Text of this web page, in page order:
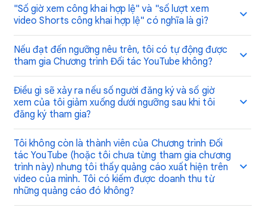
"Số giờ xem công khai hợp lệ" và "số lượt xem
video Shorts công khai hợp lệ" có nghĩa là gì?
Nếu đạt đến ngưỡng nêu trên, tôi có tự động được
tham gia Chương trình Đối tác YouTube không?
Điều gì sẽ xảy ra nếu số người đăng ký và số giờ
xem của tôi giảm xuống dưới ngưỡng sau khi tôi
đăng ký tham gia?
Tôi không còn là thành viên của Chương trình Đối
tác YouTube (hoặc tôi chưa từng tham gia chương
trình này) nhưng tôi thấy quảng cáo xuất hiện trên
video của mình. Tôi có kiếm được doanh thu từ
những quảng cáo đó không?